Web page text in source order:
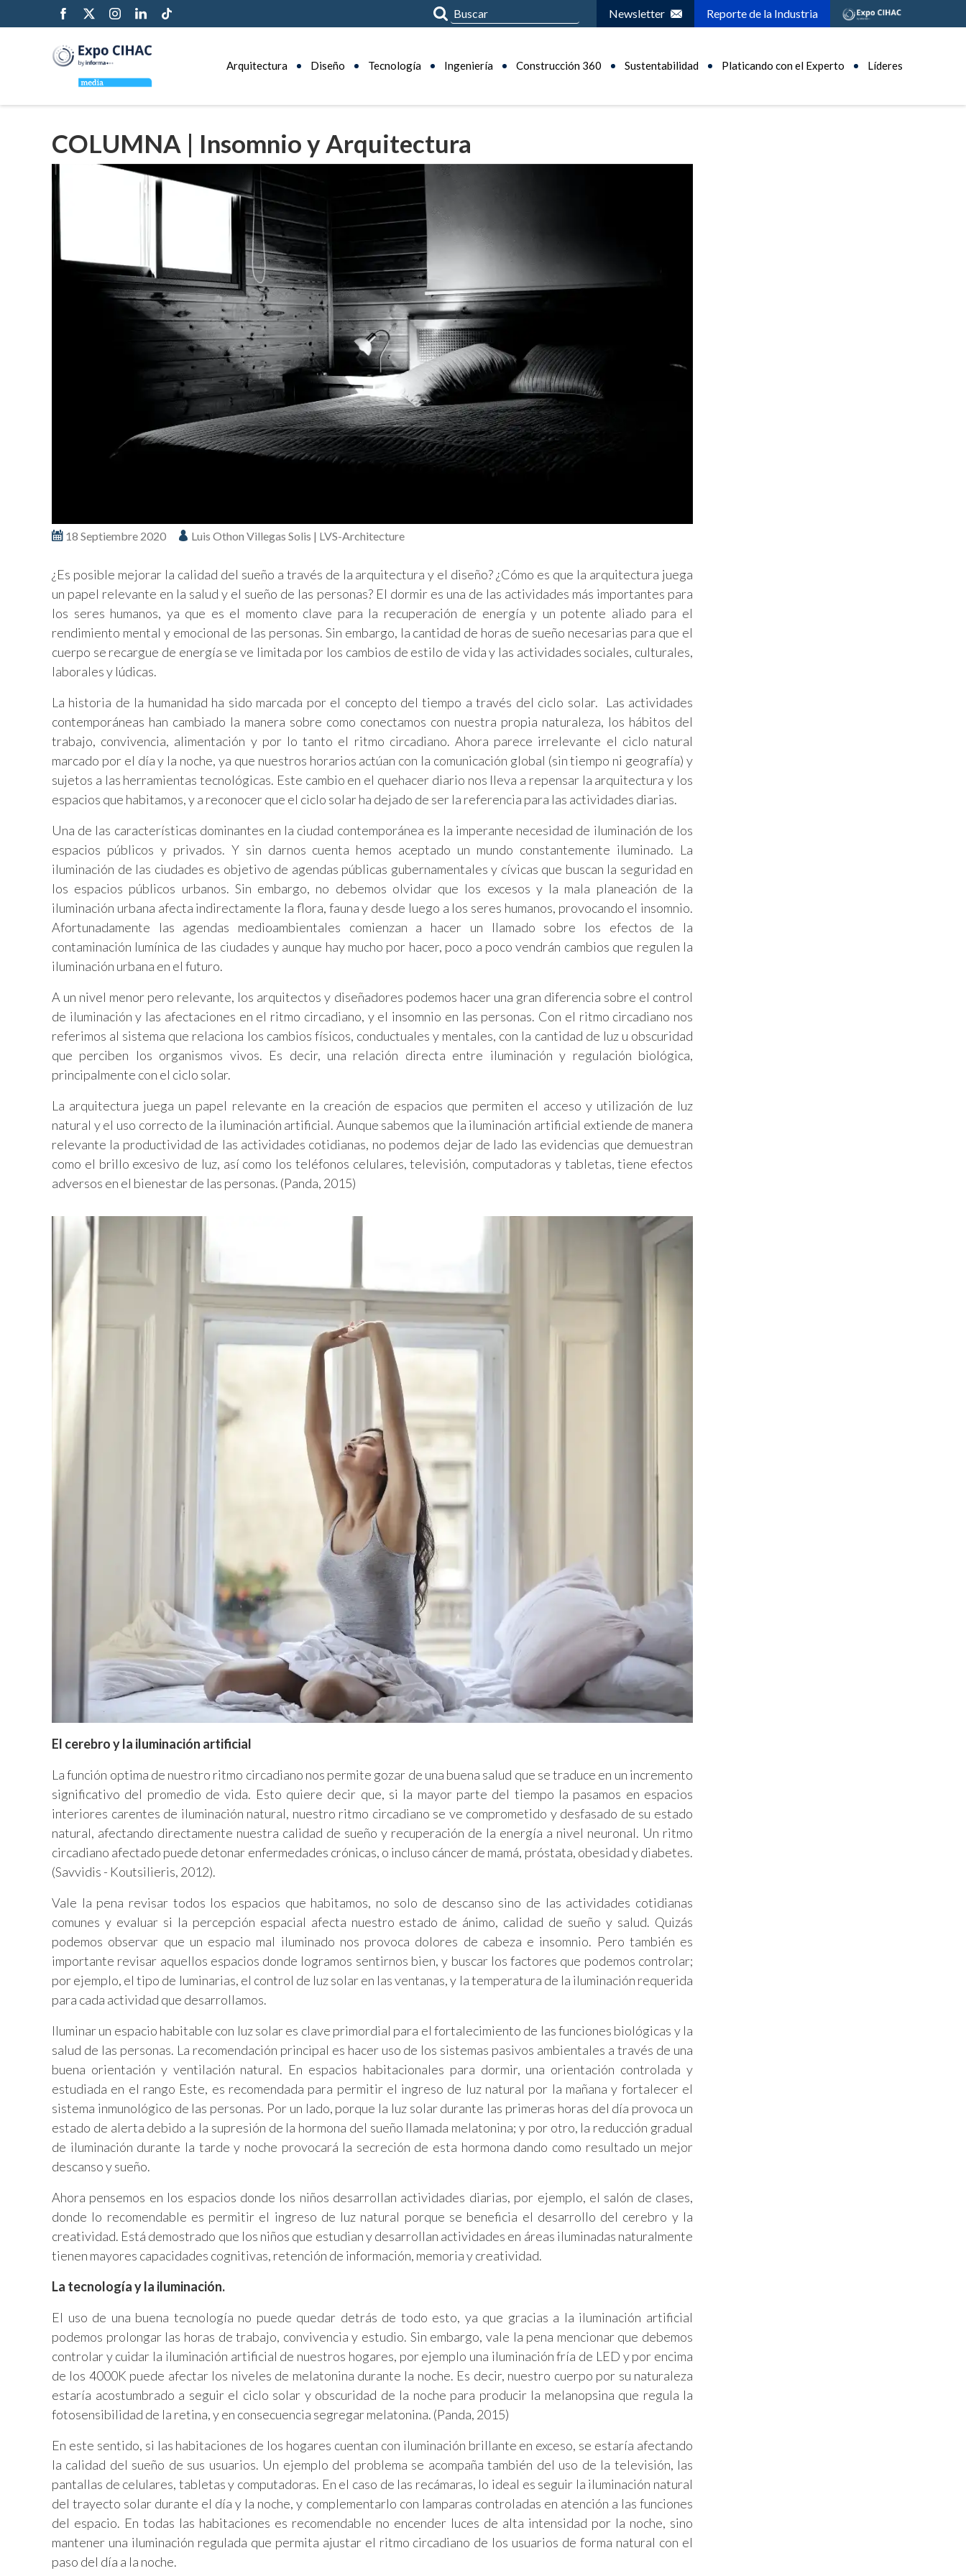
Newsletter Reporte de la Industria
Arquitectura Diseño Tecnología Ingeniería Construcción 360 Sustentabilidad Platicando con el Experto Líderes
COLUMNA | Insomnio y Arquitectura
18 Septiembre 2020 Luis Othon Villegas Solis | LVS-Architecture
¿Es posible mejorar la calidad del sueño a través de la arquitectura y el diseño? ¿Cómo es que la arquitectura juega
un papel relevante en la salud y el sueño de las personas? El dormir es una de las actividades más importantes para
los seres humanos, ya que es el momento clave para la recuperación de energía y un potente aliado para el
rendimiento mental y emocional de las personas. Sin embargo, la cantidad de horas de sueño necesarias para que el
cuerpo se recargue de energía se ve limitada por los cambios de estilo de vida y las actividades sociales, culturales,
laborales y lúdicas.
La historia de la humanidad ha sido marcada por el concepto del tiempo a través del ciclo solar. Las actividades
contemporáneas han cambiado la manera sobre como conectamos con nuestra propia naturaleza, los hábitos del
trabajo, convivencia, alimentación y por lo tanto el ritmo circadiano. Ahora parece irrelevante el ciclo natural
marcado por el día y la noche, ya que nuestros horarios actúan con la comunicación global (sin tiempo ni geografía) y
sujetos a las herramientas tecnológicas. Este cambio en el quehacer diario nos lleva a repensar la arquitectura y los
espacios que habitamos, y a reconocer que el ciclo solar ha dejado de ser la referencia para las actividades diarias.
Una de las características dominantes en la ciudad contemporánea es la imperante necesidad de iluminación de los
espacios públicos y privados. Y sin darnos cuenta hemos aceptado un mundo constantemente iluminado. La
iluminación de las ciudades es objetivo de agendas públicas gubernamentales y cívicas que buscan la seguridad en
los espacios públicos urbanos. Sin embargo, no debemos olvidar que los excesos y la mala planeación de la
iluminación urbana afecta indirectamente la flora, fauna y desde luego a los seres humanos, provocando el insomnio.
Afortunadamente las agendas medioambientales comienzan a hacer un llamado sobre los efectos de la
contaminación lumínica de las ciudades y aunque hay mucho por hacer, poco a poco vendrán cambios que regulen la
iluminación urbana en el futuro.
A un nivel menor pero relevante, los arquitectos y diseñadores podemos hacer una gran diferencia sobre el control
de iluminación y las afectaciones en el ritmo circadiano, y el insomnio en las personas. Con el ritmo circadiano nos
referimos al sistema que relaciona los cambios físicos, conductuales y mentales, con la cantidad de luz u obscuridad
que perciben los organismos vivos. Es decir, una relación directa entre iluminación y regulación biológica,
principalmente con el ciclo solar.
La arquitectura juega un papel relevante en la creación de espacios que permiten el acceso y utilización de luz
natural y el uso correcto de la iluminación artificial. Aunque sabemos que la iluminación artificial extiende de manera
relevante la productividad de las actividades cotidianas, no podemos dejar de lado las evidencias que demuestran
como el brillo excesivo de luz, así como los teléfonos celulares, televisión, computadoras y tabletas, tiene efectos
adversos en el bienestar de las personas. (Panda, 2015)
El cerebro y la iluminación artificial
La función optima de nuestro ritmo circadiano nos permite gozar de una buena salud que se traduce en un incremento
significativo del promedio de vida. Esto quiere decir que, si la mayor parte del tiempo la pasamos en espacios
interiores carentes de iluminación natural, nuestro ritmo circadiano se ve comprometido y desfasado de su estado
natural, afectando directamente nuestra calidad de sueño y recuperación de la energía a nivel neuronal. Un ritmo
circadiano afectado puede detonar enfermedades crónicas, o incluso cáncer de mamá, próstata, obesidad y diabetes.
(Savvidis - Koutsilieris, 2012).
Vale la pena revisar todos los espacios que habitamos, no solo de descanso sino de las actividades cotidianas
comunes y evaluar si la percepción espacial afecta nuestro estado de ánimo, calidad de sueño y salud. Quizás
podemos observar que un espacio mal iluminado nos provoca dolores de cabeza e insomnio. Pero también es
importante revisar aquellos espacios donde logramos sentirnos bien, y buscar los factores que podemos controlar;
por ejemplo, el tipo de luminarias, el control de luz solar en las ventanas, y la temperatura de la iluminación requerida
para cada actividad que desarrollamos.
Iluminar un espacio habitable con luz solar es clave primordial para el fortalecimiento de las funciones biológicas y la
salud de las personas. La recomendación principal es hacer uso de los sistemas pasivos ambientales a través de una
buena orientación y ventilación natural. En espacios habitacionales para dormir, una orientación controlada y
estudiada en el rango Este, es recomendada para permitir el ingreso de luz natural por la mañana y fortalecer el
sistema inmunológico de las personas. Por un lado, porque la luz solar durante las primeras horas del día provoca un
estado de alerta debido a la supresión de la hormona del sueño llamada melatonina; y por otro, la reducción gradual
de iluminación durante la tarde y noche provocará la secreción de esta hormona dando como resultado un mejor
descanso y sueño.
Ahora pensemos en los espacios donde los niños desarrollan actividades diarias, por ejemplo, el salón de clases,
donde lo recomendable es permitir el ingreso de luz natural porque se beneficia el desarrollo del cerebro y la
creatividad. Está demostrado que los niños que estudian y desarrollan actividades en áreas iluminadas naturalmente
tienen mayores capacidades cognitivas, retención de información, memoria y creatividad.
La tecnología y la iluminación.
El uso de una buena tecnología no puede quedar detrás de todo esto, ya que gracias a la iluminación artificial
podemos prolongar las horas de trabajo, convivencia y estudio. Sin embargo, vale la pena mencionar que debemos
controlar y cuidar la iluminación artificial de nuestros hogares, por ejemplo una iluminación fría de LED y por encima
de los 4000K puede afectar los niveles de melatonina durante la noche. Es decir, nuestro cuerpo por su naturaleza
estaría acostumbrado a seguir el ciclo solar y obscuridad de la noche para producir la melanopsina que regula la
fotosensibilidad de la retina, y en consecuencia segregar melatonina. (Panda, 2015)
En este sentido, si las habitaciones de los hogares cuentan con iluminación brillante en exceso, se estaría afectando
la calidad del sueño de sus usuarios. Un ejemplo del problema se acompaña también del uso de la televisión, las
pantallas de celulares, tabletas y computadoras. En el caso de las recámaras, lo ideal es seguir la iluminación natural
del trayecto solar durante el día y la noche, y complementarlo con lamparas controladas en atención a las funciones
del espacio. En todas las habitaciones es recomendable no encender luces de alta intensidad por la noche, sino
mantener una iluminación regulada que permita ajustar el ritmo circadiano de los usuarios de forma natural con el
paso del día a la noche.